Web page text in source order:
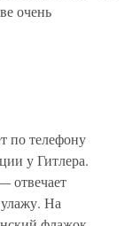
очень
по телефону
у Гитлера.
отвечает
На